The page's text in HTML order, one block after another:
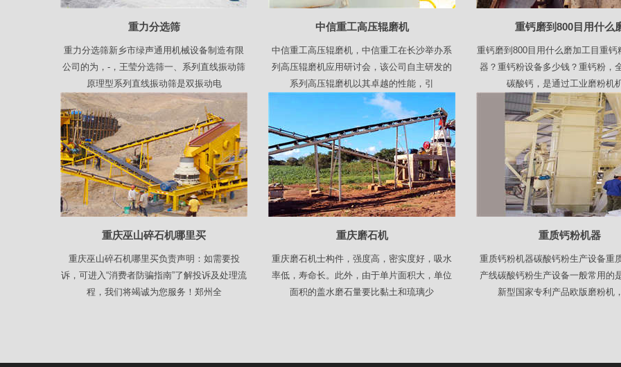
重力分选筛
重力分选筛新乡市绿声通用机械设备制造有限
公司的为，-，王莹分选筛一、系列直线振动筛
原理型系列直线振动筛是双振动电
中信重工高压辊磨机
中信重工高压辊磨机，中信重工在长沙举办系
列高压辊磨机应用研讨会，该公司自主研发的
系列高压辊磨机以其卓越的性能，引
重钙磨到800目用什么
重钙磨到800目用什么磨加工目重钙
器？重钙粉设备多少钱？重钙粉，
碳酸钙，是通过工业磨粉机
重庆巫山碎石机哪里买
重庆巫山碎石机哪里买负责声明：如需要投
诉，可进入“消费者防骗指南”了解投诉及处理流
程，我们将竭诚为您服务！郑州全
重庆磨石机
重庆磨石机士构件，强度高，密实度好，吸水
率低，寿命长。此外，由于单片面积大，单位
面积的盖水磨石量要比黏土和琉璃少
重质钙粉机器
重质钙粉机器碳酸钙粉生产设备重
产线碳酸钙粉生产设备一般常用的
新型国家专利产品欧版磨粉机